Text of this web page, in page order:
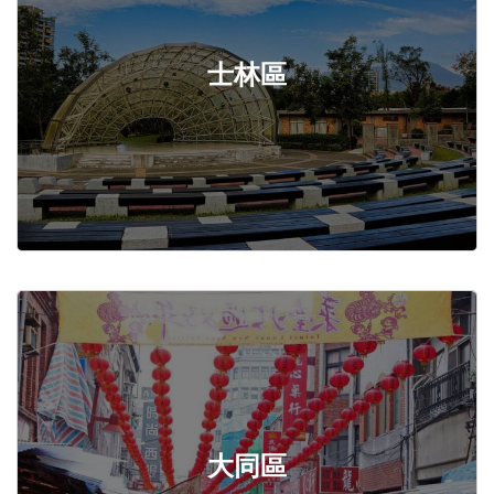
士林區
大同區